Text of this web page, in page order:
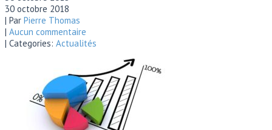
30 octobre 2018
| Par Pierre Thomas
| Aucun commentaire
| Categories: Actualités